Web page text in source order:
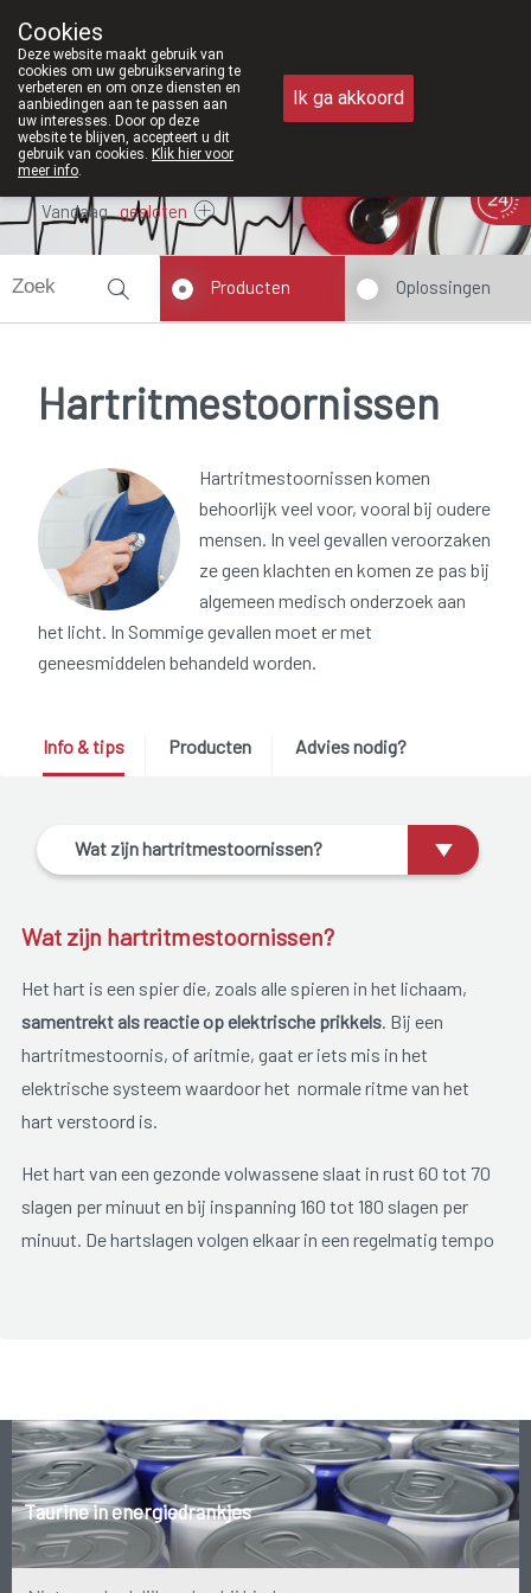
011/610300
Vandaag gesloten
Producten Oplossingen
Hartritmestoornissen
Hartritmestoornissen komen
behoorlijk veel voor, vooral bij oudere
mensen. In veel gevallen veroorzaken
ze geen klachten en komen ze pas bij
algemeen medisch onderzoek aan
het licht. In Sommige gevallen moet er met
geneesmiddelen behandeld worden.
Info & tips Producten Advies nodig?
Wat zijn hartritmestoornissen?
Wat zijn hartritmestoornissen?
Het hart is een spier die, zoals alle spieren in het lichaam,
samentrekt als reactie op elektrische prikkels. Bij een
hartritmestoornis, of aritmie, gaat er iets mis in het
elektrische systeem waardoor het normale ritme van het
hart verstoord is.
Het hart van een gezonde volwassene slaat in rust 60 tot 70
slagen per minuut en bij inspanning 160 tot 180 slagen per
minuut. De hartslagen volgen elkaar in een regelmatig tempo
slagen per minuut in rust.
Wanneer het hart minder dan 50 slagen per minuut slaat,
wordt er gesproken van een te trage hartslag ofbradycardie.
Hartritmestoornissen komen behoorlijk veel voor, vooral bij
Taurine in energiedrankjes
Cookies
Deze website maakt gebruik van
cookies om uw gebruikservaring te
verbeteren en om onze diensten en
aanbiedingen aan te passen aan
uw interesses. Door op deze
website te blijven, accepteert u dit
gebruik van cookies. Klik hier voor
meer info.
Ik ga akkoord